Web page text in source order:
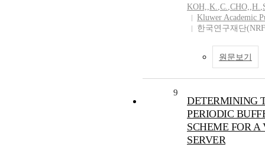
KOH,,K.,C.,CHO,,H.,
Kluwer Academic
한국연구재단
원문보기
9
DETERMINING
PERIODIC
SCHEME FOR
SERVER